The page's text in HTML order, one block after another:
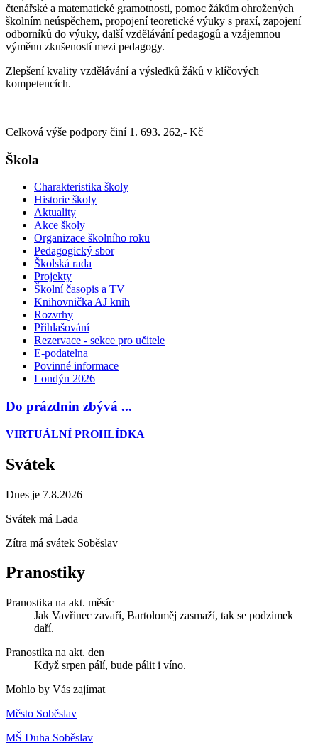
čtenářské a matematické gramotnosti, pomoc žákům ohrožených
školním neúspěchem, propojení teoretické výuky s praxí, zapojení
odborníků do výuky, další vzdělávání pedagogů a vzájemnou
výměnu zkušeností mezi pedagogy.
Zlepšení kvality vzdělávání a výsledků žáků v klíčových
kompetencích.
Celková výše podpory činí 1. 693. 262,- Kč
Škola
Charakteristika školy
Historie školy
Aktuality
Akce školy
Organizace školního roku
Pedagogický sbor
Školská rada
Projekty
Školní časopis a TV
Knihovnička AJ knih
Rozvrhy
Přihlašování
Rezervace - sekce pro učitele
E-podatelna
Povinné informace
Londýn 2026
Do prázdnin zbývá ...
VIRTUÁLNÍ PROHLÍDKA
Svátek
Dnes je 7.8.2026
Svátek má Lada
Zítra má svátek Soběslav
Pranostiky
Pranostika na akt. měsíc
Jak Vavřinec zavaří, Bartoloměj zasmaží, tak se podzimek
daří.
Pranostika na akt. den
Když srpen pálí, bude pálit i víno.
Mohlo by Vás zajímat
Město Soběslav
MŠ Duha Soběslav